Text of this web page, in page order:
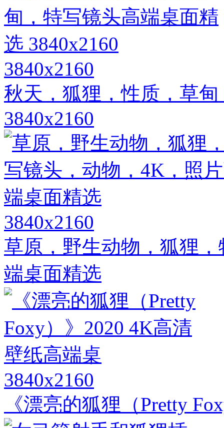
3840x2160
秋天，狐狸，性质，草
3840x2160
3840x2160
草原，野生动物，狐狸
端桌面精选
3840x2160
《漂亮的狐狸（Pretty